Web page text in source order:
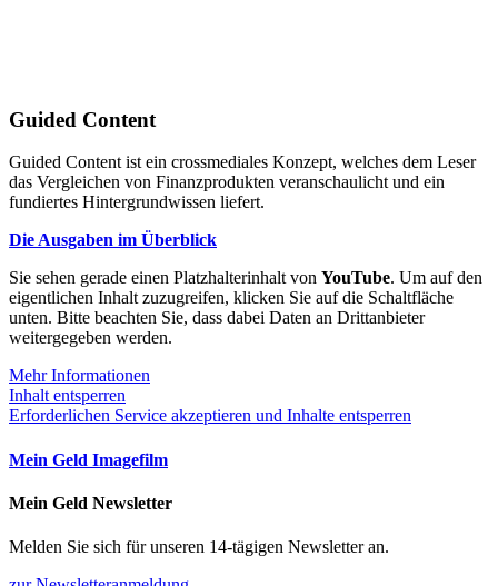
Guided Content
Guided Content ist ein crossmediales Konzept, welches dem Leser
das Vergleichen von Finanzprodukten veranschaulicht und ein
fundiertes Hintergrundwissen liefert.
Die Ausgaben im Überblick
Sie sehen gerade einen Platzhalterinhalt von YouTube. Um auf den
eigentlichen Inhalt zuzugreifen, klicken Sie auf die Schaltfläche
unten. Bitte beachten Sie, dass dabei Daten an Drittanbieter
weitergegeben werden.
Mehr Informationen
Inhalt entsperren
Erforderlichen Service akzeptieren und Inhalte entsperren
Mein Geld Imagefilm
Mein Geld Newsletter
Melden Sie sich für unseren 14-tägigen Newsletter an.